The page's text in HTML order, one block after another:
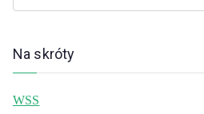
Na skróty
WSS